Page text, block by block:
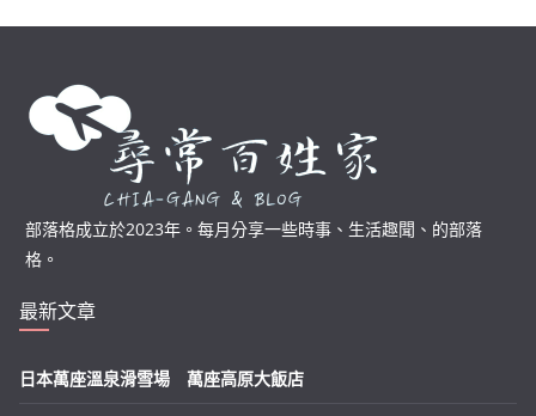
部落格成立於2023年。每月分享一些時事、生活趣聞、的部落
格。
最新文章
日本萬座溫泉滑雪場 萬座高原大飯店